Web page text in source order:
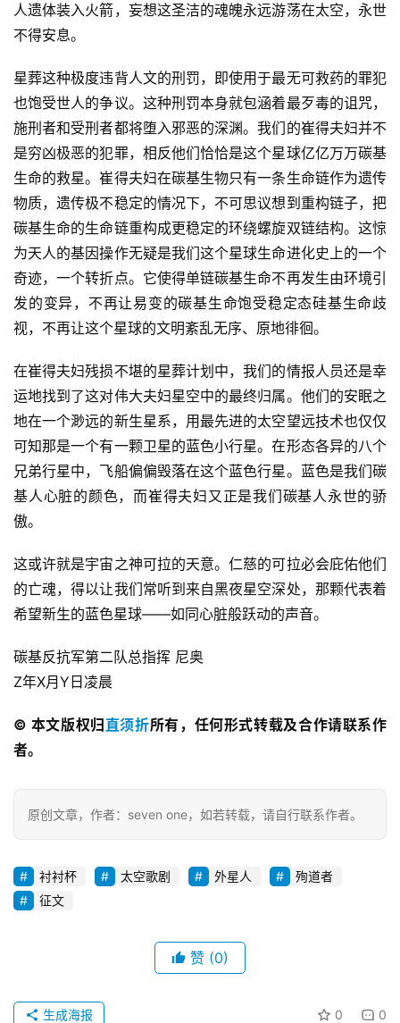
零
重
力
科
幻
征
文
稿
文
章
科
幻
讯
主
题
科
小
说
登录
人遗体装入火箭，妄想这圣洁的魂魄永远游荡在太空，永世
不得安息。
星葬这种极度违背人文的刑罚，即使用于最无可救药的罪犯
也饱受世人的争议。这种刑罚本身就包涵着最歹毒的诅咒，
施刑者和受刑者都将堕入邪恶的深渊。我们的崔得夫妇并不
是穷凶极恶的犯罪，相反他们恰恰是这个星球亿亿万万碳基
生命的救星。崔得夫妇在碳基生物只有一条生命链作为遗传
物质，遗传极不稳定的情况下，不可思议想到重构链子，把
碳基生命的生命链重构成更稳定的环绕螺旋双链结构。这惊
为天人的基因操作无疑是我们这个星球生命进化史上的一个
奇迹，一个转折点。它使得单链碳基生命不再发生由环境引
发的变异，不再让易变的碳基生命饱受稳定态硅基生命歧
视，不再让这个星球的文明紊乱无序、原地徘徊。
在崔得夫妇残损不堪的星葬计划中，我们的情报人员还是幸
运地找到了这对伟大夫妇星空中的最终归属。他们的安眠之
地在一个渺远的新生星系，用最先进的太空望远技术也仅仅
可知那是一个有一颗卫星的蓝色小行星。在形态各异的八个
兄弟行星中，飞船偏偏毁落在这个蓝色行星。蓝色是我们碳
基人心脏的颜色，而崔得夫妇又正是我们碳基人永世的骄
傲。
这或许就是宇宙之神可拉的天意。仁慈的可拉必会庇佑他们
的亡魂，得以让我们常听到来自黑夜星空深处，那颗代表着
希望新生的蓝色星球——如同心脏般跃动的声音。
碳基反抗军第二队总指挥 尼奥
Z年X月Y日凌晨
© 本文版权归直须折所有，任何形式转载及合作请联系作
者。
原创文章，作者：seven one，如若转载，请自行联系作者。
衬衬杯 太空歌剧 外星人
殉道者
征文
赞 (0)
0 0
生成海报